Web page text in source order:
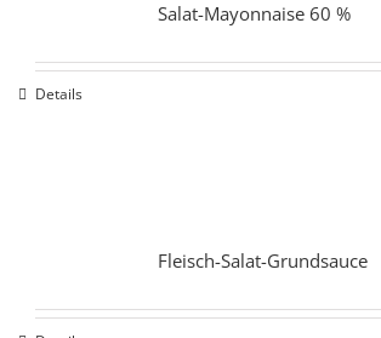
Salat-Mayonnaise 60 %
Details
Fleisch-Salat-Grundsauce